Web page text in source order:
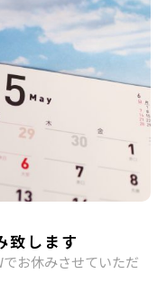
します
お休みさせていただ